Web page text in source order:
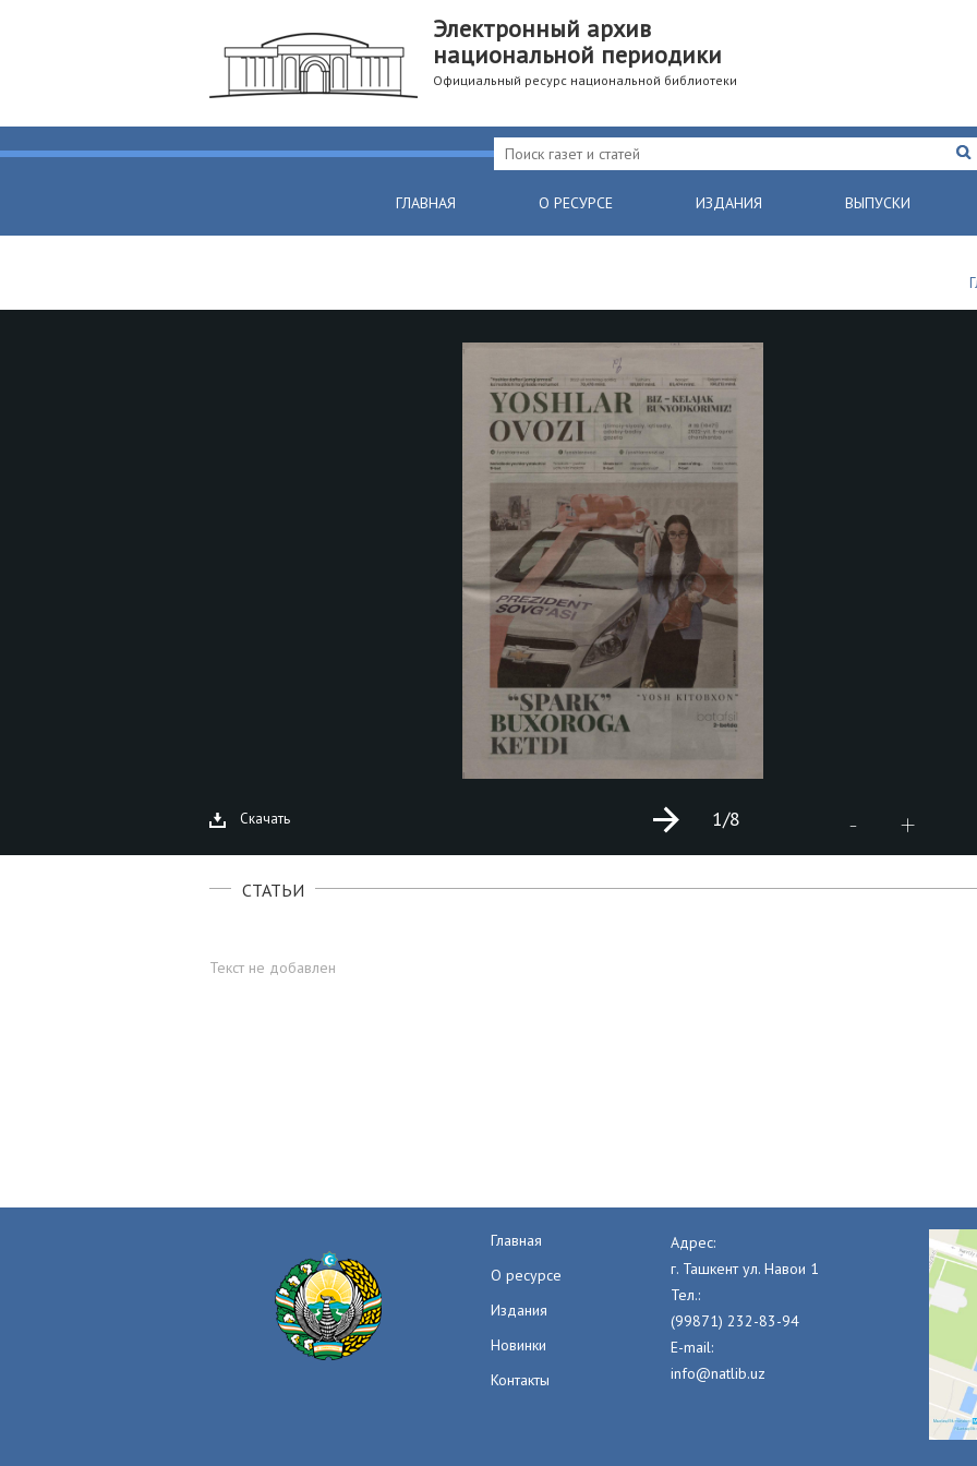
Электронный архив
национальной периодики
Официальный ресурс национальной библиотеки
ГЛАВНАЯ О РЕСУРСЕ ИЗДАНИЯ ВЫПУСКИ
Скачать - +
1/8
СТАТЬИ
Текст не добавлен
Главная
О ресурсе
Издания
Новинки
Контакты
Адрес:
г. Ташкент ул. Навои 1
Тел.:
(99871) 232-83-94
E-mail:
info@natlib.uz